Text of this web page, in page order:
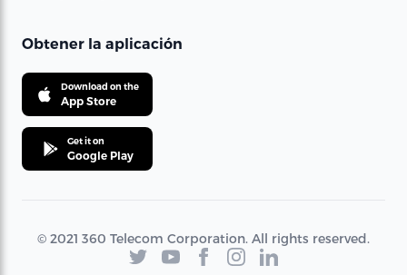
Obtener la aplicación
Download on the
App Store
Get it on
Google Play
© 2021 360 Telecom Corporation. All rights reserved.